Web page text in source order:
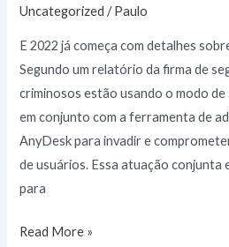
Uncategorized /Paulo
E 2022 já começa com detalhes
Segundo um relatório da firma de
criminosos estão usando o modo
em conjunto com a ferramenta de
AnyDesk para invadir e
de usuários. Essa atuação conjunta
para
Read More »